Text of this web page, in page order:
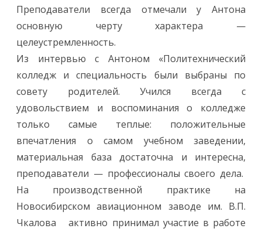
Преподаватели всегда отмечали у Антона
основную черту характера —
целеустремленность.
Из интервью с Антоном «Политехнический
колледж и специальность были выбраны по
совету родителей. Учился всегда с
удовольствием и воспоминания о колледже
только самые теплые: положительные
впечатления о самом учебном заведении,
материальная база достаточна и интересна,
преподаватели — профессионалы своего дела.
На производственной практике на
Новосибирском авиационном заводе им. В.П.
Чкалова активно принимал участие в работе